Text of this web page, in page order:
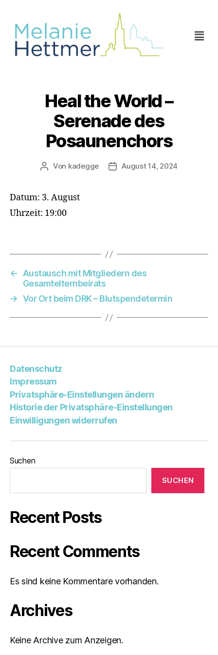
Heal the World –
Serenade des
Posaunenchors
Von kadegge August 14, 2024
Datum: 3. August
Uhrzeit: 19:00
← Austausch mit Mitgliedern des
Gesamtelternbeirats
→ Vor Ort beim DRK – Blutspendetermin
Datenschutz
Impressum
Privatsphäre-Einstellungen ändern
Historie der Privatsphäre-Einstellungen
Einwilligungen widerrufen
Suchen
SUCHEN
Recent Posts
Recent Comments
Es sind keine Kommentare vorhanden.
Archives
Keine Archive zum Anzeigen.